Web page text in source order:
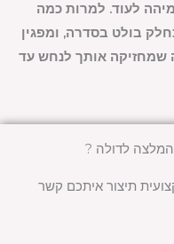
לדולה ?
תיצור איתכם קשר
לעוד. למרות כמה
בולט בסדרה, ומפגין
שמחזיקה אותך לנחש עד